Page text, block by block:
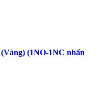
(1NO-1NC nhấn